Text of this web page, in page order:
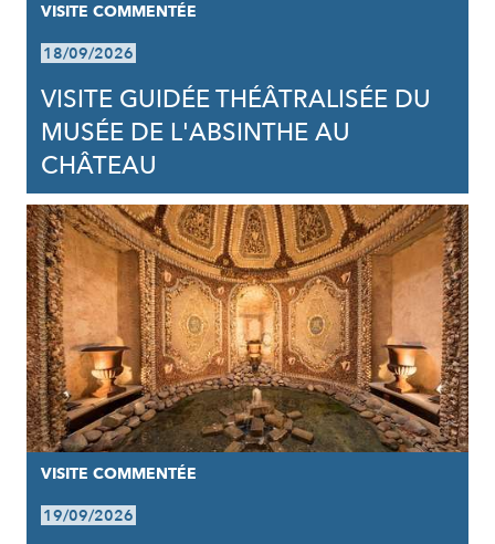
VISITE COMMENTÉE
18/09/2026
VISITE GUIDÉE THÉÂTRALISÉE DU
MUSÉE DE L'ABSINTHE AU
CHÂTEAU
VISITE COMMENTÉE
19/09/2026